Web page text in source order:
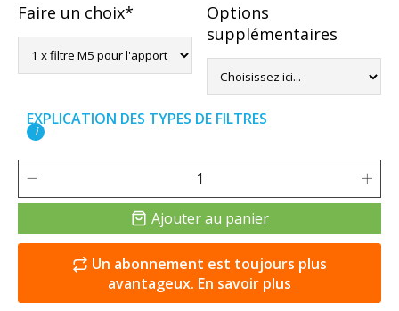
Faire un choix*
Options
supplémentaires
EXPLICATION DES TYPES DE FILTRES
i
Ajouter au panier
Un abonnement est toujours plus
avantageux. En savoir plus